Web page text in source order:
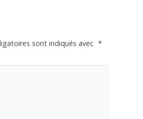
sont indiqués avec *